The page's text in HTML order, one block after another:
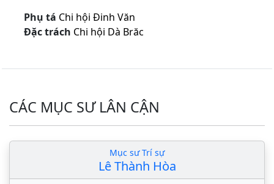
Phụ tá Chi hội Đinh Văn
Đặc trách Chi hội Dà Brăc
CÁC MỤC SƯ LÂN CẬN
Mục sư Trí sự
Lê Thành Hòa